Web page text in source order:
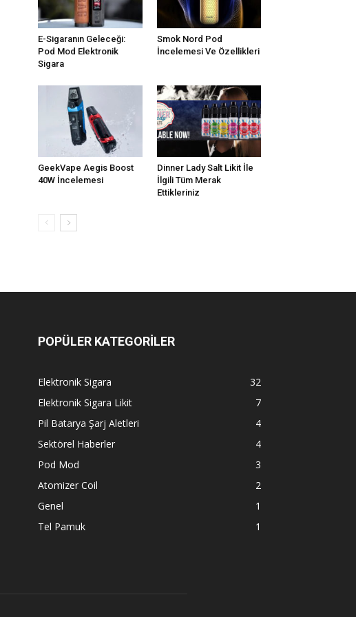
E-Sigaranın Geleceği:
Pod Mod Elektronik
Sigara
Smok Nord Pod
İncelemesi Ve Özellikleri
GeekVape Aegis Boost
40W İncelemesi
Dinner Lady Salt Likit İle
İlgili Tüm Merak
Ettikleriniz
POPÜLER KATEGORİLER
Elektronik Sigara
32
Elektronik Sigara Likit
7
Pil Batarya Şarj Aletleri
4
Sektörel Haberler
4
Pod Mod
3
Atomizer Coil
2
Genel
1
Tel Pamuk
1